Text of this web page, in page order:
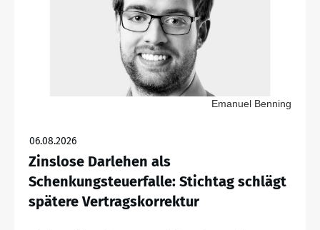
Emanuel Benning
06.08.2026
Zinslose Darlehen als
Schenkungsteuerfalle: Stichtag schlägt
spätere Vertragskorrektur